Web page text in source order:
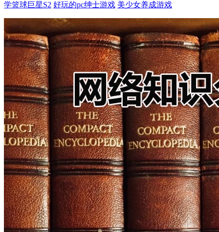
学篮球巨星S2 好玩的pc绅士游戏 美少女养成游戏